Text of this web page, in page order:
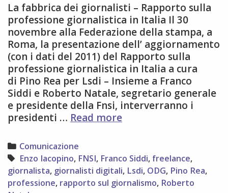
La fabbrica dei giornalisti – Rapporto sulla
professione giornalistica in Italia Il 30
novembre alla Federazione della stampa, a
Roma, la presentazione dell’ aggiornamento
(con i dati del 2011) del Rapporto sulla
professione giornalistica in Italia a cura
di Pino Rea per Lsdi – Insieme a Franco
Siddi e Roberto Natale, segretario generale
e presidente della Fnsi, interverranno i
presidenti … Read moreLa
a
Roma
il
30
Categories
Comunicazione
Tags
Enzo Iacopino, FNSI, Franco Siddi, freelance,
giornalista, giornalisti digitali, Lsdi, ODG, Pino Rea,
professione, rapporto sul giornalismo, Roberto